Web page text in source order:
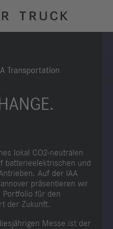
Transportation
lokal CO2-neutralen
batterieelektrischen und
Auf der IAA
präsentieren wir
Portfolio für den
der Zukunft.
Messe ist der